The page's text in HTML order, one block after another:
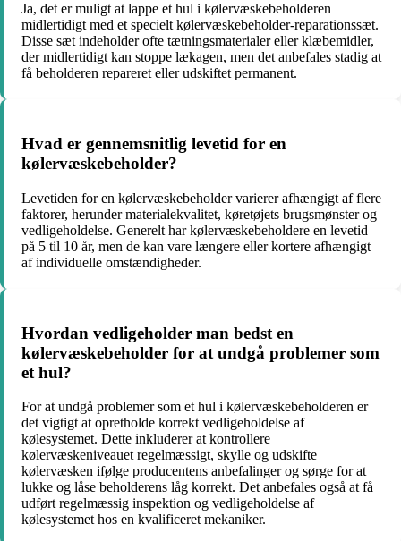
Ja, det er muligt at lappe et hul i kølervæskebeholderen
midlertidigt med et specielt kølervæskebeholder-reparationssæt.
Disse sæt indeholder ofte tætningsmaterialer eller klæbemidler,
der midlertidigt kan stoppe lækagen, men det anbefales stadig at
få beholderen repareret eller udskiftet permanent.
Hvad er gennemsnitlig levetid for en
kølervæskebeholder?
Levetiden for en kølervæskebeholder varierer afhængigt af flere
faktorer, herunder materialekvalitet, køretøjets brugsmønster og
vedligeholdelse. Generelt har kølervæskebeholdere en levetid
på 5 til 10 år, men de kan vare længere eller kortere afhængigt
af individuelle omstændigheder.
Hvordan vedligeholder man bedst en
kølervæskebeholder for at undgå problemer som
et hul?
For at undgå problemer som et hul i kølervæskebeholderen er
det vigtigt at opretholde korrekt vedligeholdelse af
kølesystemet. Dette inkluderer at kontrollere
kølervæskeniveauet regelmæssigt, skylle og udskifte
kølervæsken ifølge producentens anbefalinger og sørge for at
lukke og låse beholderens låg korrekt. Det anbefales også at få
udført regelmæssig inspektion og vedligeholdelse af
kølesystemet hos en kvalificeret mekaniker.